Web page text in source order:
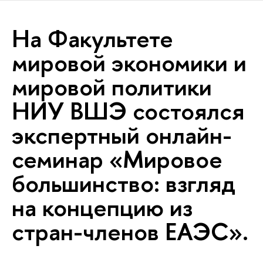
На Факультете
мировой экономики и
мировой политики
НИУ ВШЭ состоялся
экспертный онлайн-
семинар «Мировое
большинство: взгляд
на концепцию из
стран-членов ЕАЭС».